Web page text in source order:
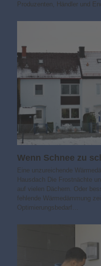
Produzenten, Händler und
Wenn Schnee zu
Eine unzureichende
Hausdach Die Frostnächte
auf vielen Dächern. Oder
fehlende Wärmedämmung
Optimierungsbedarf…